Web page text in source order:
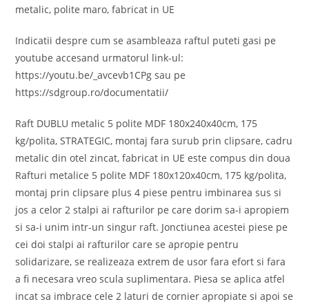
metalic, polite maro, fabricat in UE
Indicatii despre cum se asambleaza raftul puteti gasi pe
youtube accesand urmatorul link-ul:
https://youtu.be/_avcevb1CPg sau pe
https://sdgroup.ro/documentatii/
Raft DUBLU metalic 5 polite MDF 180x240x40cm, 175
kg/polita, STRATEGIC, montaj fara surub prin clipsare, cadru
metalic din otel zincat, fabricat in UE este compus din doua
Rafturi metalice 5 polite MDF 180x120x40cm, 175 kg/polita,
montaj prin clipsare plus 4 piese pentru imbinarea sus si
jos a celor 2 stalpi ai rafturilor pe care dorim sa-i apropiem
si sa-i unim intr-un singur raft. Jonctiunea acestei piese pe
cei doi stalpi ai rafturilor care se apropie pentru
solidarizare, se realizeaza extrem de usor fara efort si fara
a fi necesara vreo scula suplimentara. Piesa se aplica atfel
incat sa imbrace cele 2 laturi de cornier apropiate si apoi se